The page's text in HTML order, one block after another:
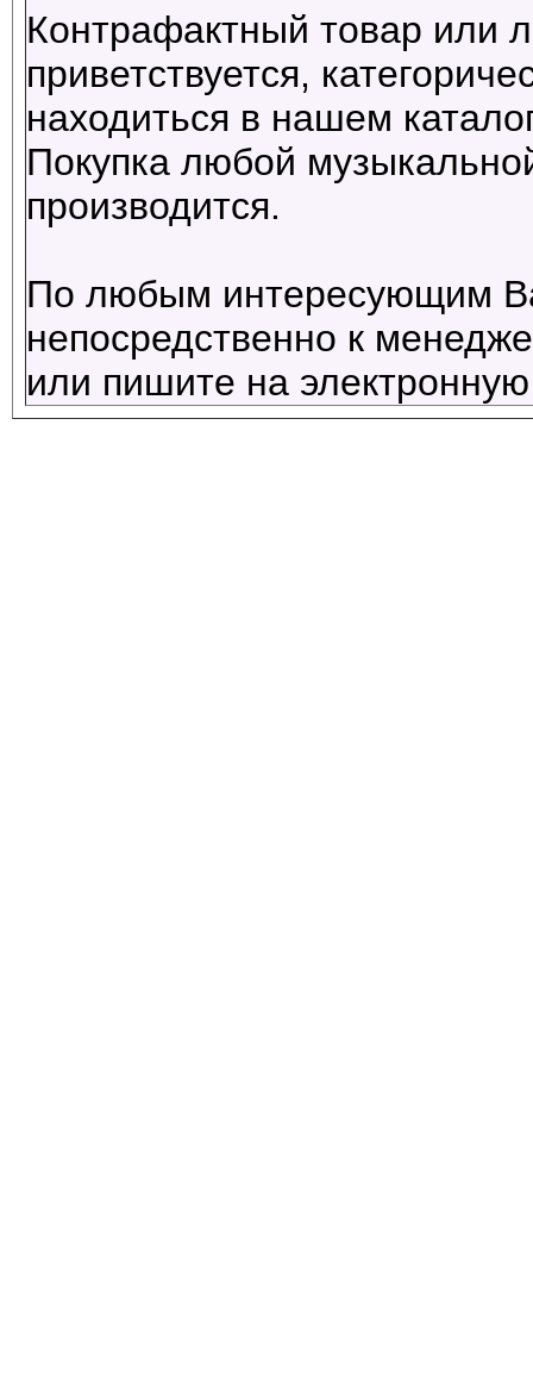
Контрафактный товар или
приветствуется,
находиться в нашем
Покупка любой
производится.
По любым интересующим
непосредственно к
или пишите на